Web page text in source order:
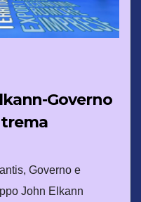
Governo
Governo e
John Elkann